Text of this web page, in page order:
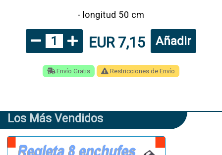
- longitud 50 cm
1 EUR 7,15 Añadir
Envío Gratis Restricciones de Envío
Los Más Vendidos